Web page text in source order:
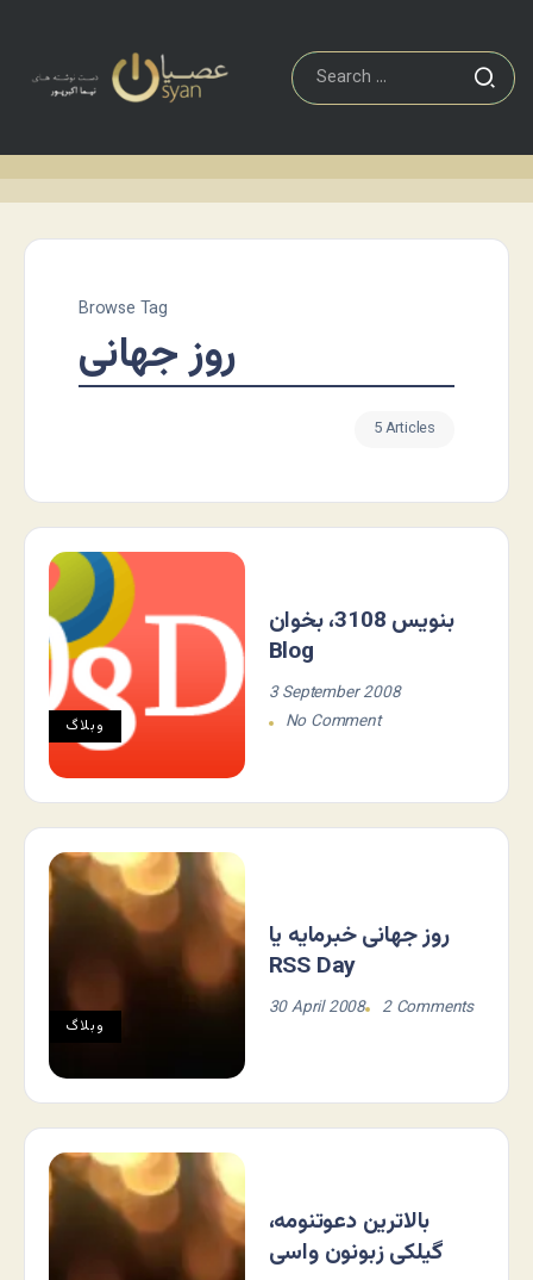
Browse Tag
روز جهانی
5 Articles
وبلاگ
بنویس 3108، بخوان
Blog
3 September 2008
No Comment
وبلاگ
روز جهانی خبرمایه یا
RSS Day
30 April 2008 2 Comments
بالاترین دعوتنومه،
گیلکی زبونون واسی